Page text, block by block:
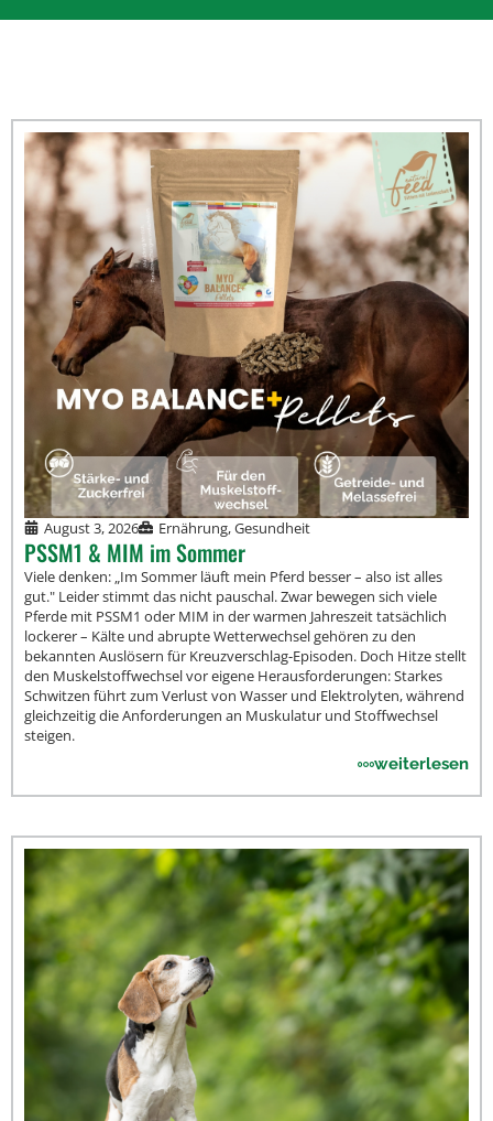
August 3, 2026 Ernährung,Gesundheit
PSSM1 & MIM im Sommer
Viele denken: „Im Sommer läuft mein Pferd besser – also ist alles
gut." Leider stimmt das nicht pauschal. Zwar bewegen sich viele
Pferde mit PSSM1 oder MIM in der warmen Jahreszeit tatsächlich
lockerer – Kälte und abrupte Wetterwechsel gehören zu den
bekannten Auslösern für Kreuzverschlag-Episoden. Doch Hitze stellt
den Muskelstoffwechsel vor eigene Herausforderungen: Starkes
Schwitzen führt zum Verlust von Wasser und Elektrolyten, während
gleichzeitig die Anforderungen an Muskulatur und Stoffwechsel
steigen.
weiterlesen